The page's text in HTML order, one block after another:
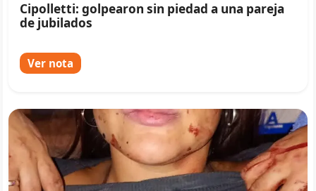
Cipolletti: golpearon sin piedad a una pareja
de jubilados
Ver nota